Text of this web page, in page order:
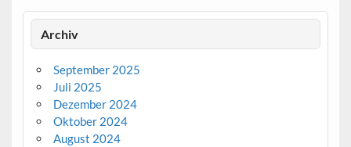
Archiv
September 2025
Juli 2025
Dezember 2024
Oktober 2024
August 2024